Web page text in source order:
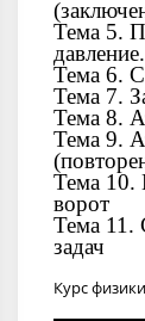
Тема 5.
Тема 6.
Тема 7.
Тема 8.
Тема 9.
Тема 10.
ворот
Тема 11.
задач
Курс